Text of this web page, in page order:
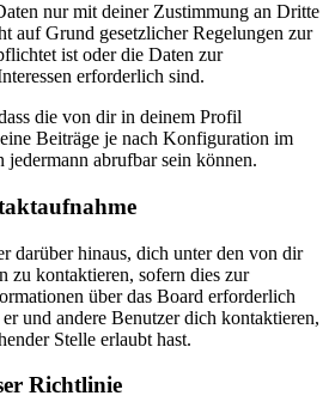
nur mit deiner Zustimmung an Dritte
auf Grund gesetzlicher Regelungen zur
ist oder die Daten zur
erforderlich sind.
die von dir in deinem Profil
Beiträge je nach Konfiguration im
abrufbar sein können.
darüber hinaus, dich unter den von dir
zu kontaktieren, sofern dies zur
über das Board erforderlich
und andere Benutzer dich kontaktieren,
Stelle erlaubt hast.
Richtlinie